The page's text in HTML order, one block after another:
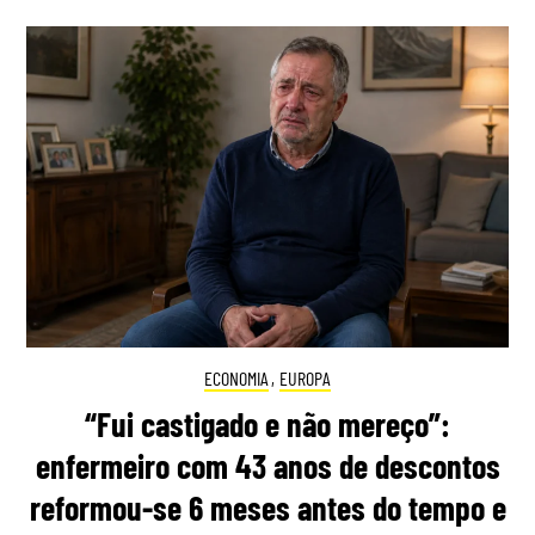
ECONOMIA , EUROPA
“Fui castigado e não mereço”:
enfermeiro com 43 anos de descontos
reformou-se 6 meses antes do tempo e